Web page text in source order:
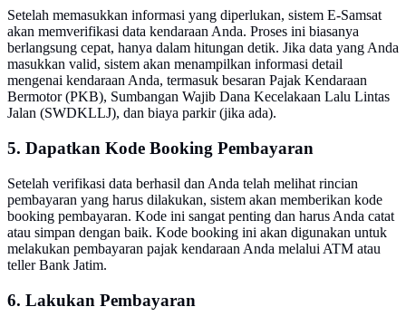
Setelah memasukkan informasi yang diperlukan, sistem E-Samsat
akan memverifikasi data kendaraan Anda. Proses ini biasanya
berlangsung cepat, hanya dalam hitungan detik. Jika data yang Anda
masukkan valid, sistem akan menampilkan informasi detail
mengenai kendaraan Anda, termasuk besaran Pajak Kendaraan
Bermotor (PKB), Sumbangan Wajib Dana Kecelakaan Lalu Lintas
Jalan (SWDKLLJ), dan biaya parkir (jika ada).
5. Dapatkan Kode Booking Pembayaran
Setelah verifikasi data berhasil dan Anda telah melihat rincian
pembayaran yang harus dilakukan, sistem akan memberikan kode
booking pembayaran. Kode ini sangat penting dan harus Anda catat
atau simpan dengan baik. Kode booking ini akan digunakan untuk
melakukan pembayaran pajak kendaraan Anda melalui ATM atau
teller Bank Jatim.
6. Lakukan Pembayaran